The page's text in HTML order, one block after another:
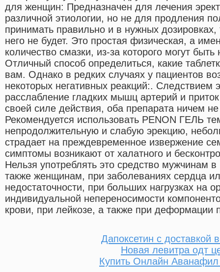
для женщин: Предназначен для лечения
различной этиологии, но не для продления
принимать правильно и в нужных
него не будет. Это простая физическая, а
количество смазки, из-за которого могут
Отличный способ определиться, какие
вам. Однако в редких случаях у пациентов
некоторых негативных реакций:. Следствием
расслабление гладких мышц артерий и
своей силе действия, оба препарата ничем
Рекомендуется использовать PENON ГЕЛЬ
непродолжительную и слабую эрекцию,
страдает на преждевременное извержение
симптомы возникают от халатного и
Нельзя употреблять это средство мужчинам в
также женщинам, при заболеваниях сердца
недостаточности, при больших нагрузках на
индивидуальной непереносимости
крови, при лейкозе, а также при деформации
Дапоксетин с доставкой
Новая левитра одт
Купить Онлайн